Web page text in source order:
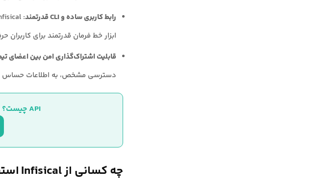
رابط کاربری ساده و CLI قدرتمند
ابزار خط فرمان قدرتمند برای کاربران
قابلیت‌ اشتراک‌گذاری امن بین اعضای
دسترسی مشخص، به اطلاعات حساس
API چیست؟ معرفی کاربرد ها و انواع API
چه کسانی از Infisical استفاده می‌کنند؟